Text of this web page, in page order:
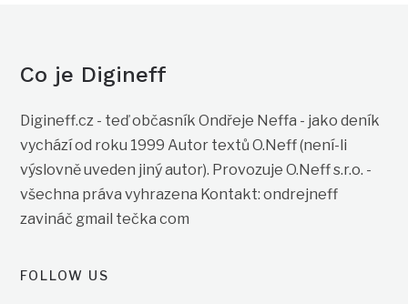
Co je Digineff
Digineff.cz - teď občasník Ondřeje Neffa - jako deník
vychází od roku 1999 Autor textů O.Neff (není-li
výslovně uveden jiný autor). Provozuje O.Neff s.r.o. -
všechna práva vyhrazena Kontakt: ondrejneff
zavináč gmail tečka com
FOLLOW US